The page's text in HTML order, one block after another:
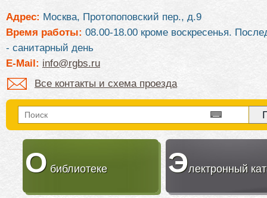
Адрес: Москва, Протопоповский пер., д.9
Время работы: 08.00-18.00 кроме воскресенья.
- санитарный день
E-Mail: info@rgbs.ru
Все контакты и схема проезда
О библиотеке Электронный